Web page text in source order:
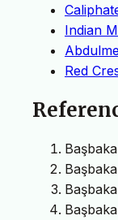
Indian
Red